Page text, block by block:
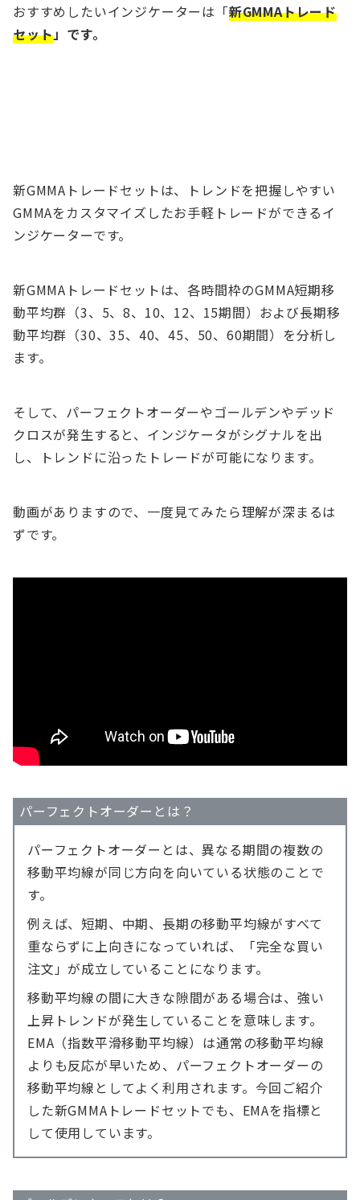
おすすめしたいインジケーターは「新GMMAトレード
セット」です。
新GMMAトレードセットは、トレンドを把握しやすい
GMMAをカスタマイズしたお手軽トレードができるイ
ンジケーターです。
新GMMAトレードセットは、各時間枠のGMMA短期移
動平均群（3、5、8、10、12、15期間）および長期移
動平均群（30、35、40、45、50、60期間）を分析し
ます。
そして、パーフェクトオーダーやゴールデンやデッド
クロスが発生すると、インジケータがシグナルを出
し、トレンドに沿ったトレードが可能になります。
動画がありますので、一度見てみたら理解が深まるは
ずです。
パーフェクトオーダーとは？
パーフェクトオーダーとは、異なる期間の複数の
移動平均線が同じ方向を向いている状態のことで
す。
例えば、短期、中期、長期の移動平均線がすべて
重ならずに上向きになっていれば、「完全な買い
注文」が成立していることになります。
移動平均線の間に大きな隙間がある場合は、強い
上昇トレンドが発生していることを意味します。
EMA（指数平滑移動平均線）は通常の移動平均線
よりも反応が早いため、パーフェクトオーダーの
移動平均線としてよく利用されます。今回ご紹介
した新GMMAトレードセットでも、EMAを指標と
して使用しています。